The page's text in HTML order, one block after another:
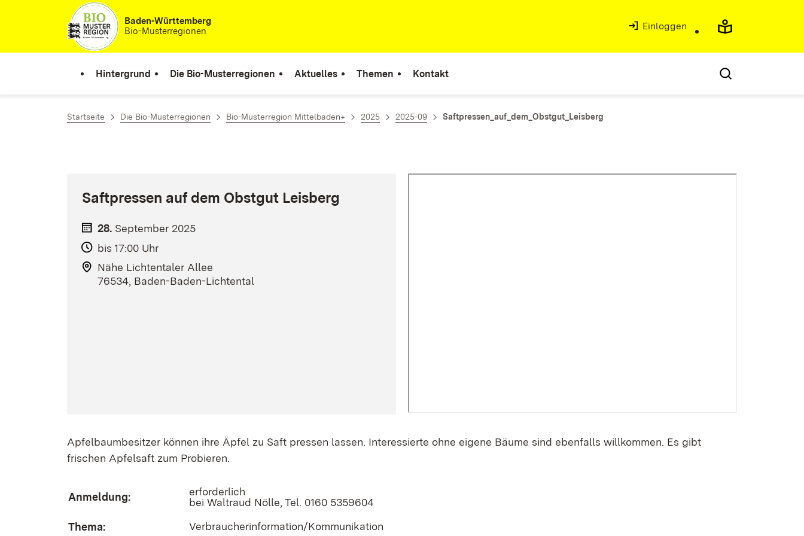
Zum Inhalt springenBaden-Württemberg
Bio-Musterregionen
Einloggen
Hintergrund Die Bio-Musterregionen Aktuelles Themen Kontakt
Startseite Die Bio-Musterregionen Bio-Musterregion Mittelbaden+ 2025 2025-09 Saftpressen_auf_dem_Obstgut_Leisberg
Saftpressen auf dem Obstgut Leisberg
28. September 2025
bis 17:00 Uhr
Nähe Lichtentaler Allee
76534, Baden-Baden-Lichtental
Apfelbaumbesitzer können ihre Äpfel zu Saft pressen lassen. Interessierte ohne eigene Bäume sind ebenfalls willkommen. Es gibt
frischen Apfelsaft zum Probieren.
Anmeldung:
erforderlich
bei Waltraud Nölle, Tel. 0160 5359604
Thema:
Verbraucherinformation/Kommunikation